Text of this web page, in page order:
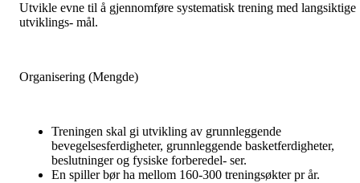
Utvikle evne til å gjennomføre systematisk trening med langsiktige
utviklings- mål.
Organisering (Mengde)
Treningen skal gi utvikling av grunnleggende
bevegelsesferdigheter, grunnleggende basketferdigheter,
beslutninger og fysiske forberedel- ser.
En spiller bør ha mellom 160-300 treningsøkter pr år.